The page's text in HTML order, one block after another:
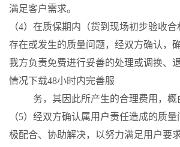
满足客户需求。
（4）在质保期内（货到现场初步验收合
存在或发生的质量问题，经双方确认，
我方负责免费进行妥善的处理或调换、
情况下载48小时内完善服
务，其因此所产生的合理费用，概
（5）经双方确认属用户责任造成的质
极配合、协助解决，以努力满足用户要求